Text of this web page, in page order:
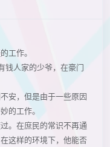
工作。
钱人家的少爷，在豪门
安，但是由于一些原因
的工作。
。在庶民的常识不再通
这样的环境下，他能否